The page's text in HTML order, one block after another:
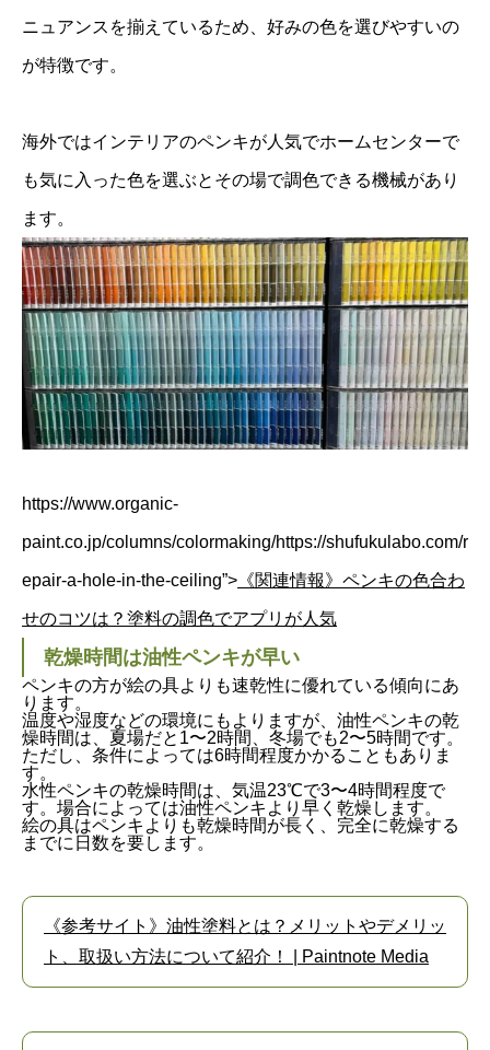
ニュアンスを揃えているため、好みの色を選びやすいの
が特徴です。
海外ではインテリアのペンキが人気でホームセンターで
も気に入った色を選ぶとその場で調色できる機械があり
ます。
https://www.organic-
paint.co.jp/columns/colormaking/https://shufukulabo.com/r
epair-a-hole-in-the-ceiling”> 《関連情報》ペンキの色合わ
せのコツは？塗料の調色でアプリが人気
乾燥時間は油性ペンキが早い
ペンキの方が絵の具よりも速乾性に優れている傾向にあ
ります。
温度や湿度などの環境にもよりますが、油性ペンキの乾
燥時間は、夏場だと1〜2時間、冬場でも2〜5時間です。
ただし、条件によっては6時間程度かかることもありま
す。
水性ペンキの乾燥時間は、気温23℃で3〜4時間程度で
す。場合によっては油性ペンキより早く乾燥します。
絵の具はペンキよりも乾燥時間が長く、完全に乾燥する
までに日数を要します。
《参考サイト》油性塗料とは？メリットやデメリッ
ト、取扱い方法について紹介！ | Paintnote Media